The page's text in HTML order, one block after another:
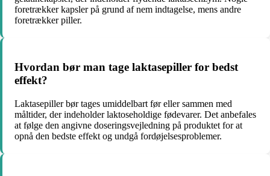
foretrækker kapsler på grund af nem indtagelse, mens andre
foretrækker piller.
Hvordan bør man tage laktasepiller for bedst
effekt?
Laktasepiller bør tages umiddelbart før eller sammen med
måltider, der indeholder laktoseholdige fødevarer. Det anbefales
at følge den angivne doseringsvejledning på produktet for at
opnå den bedste effekt og undgå fordøjelsesproblemer.